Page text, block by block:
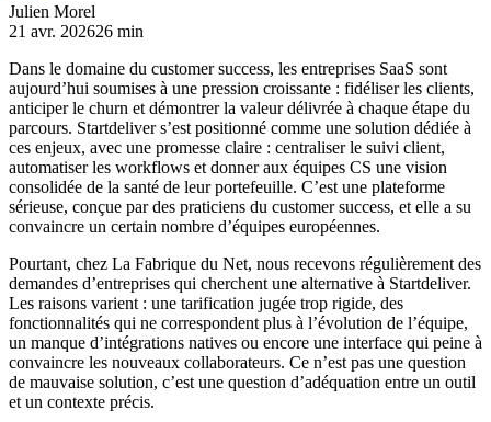
Julien Morel
21 avr. 202626 min
Dans le domaine du customer success, les entreprises SaaS sont
aujourd’hui soumises à une pression croissante : fidéliser les clients,
anticiper le churn et démontrer la valeur délivrée à chaque étape du
parcours. Startdeliver s’est positionné comme une solution dédiée à
ces enjeux, avec une promesse claire : centraliser le suivi client,
automatiser les workflows et donner aux équipes CS une vision
consolidée de la santé de leur portefeuille. C’est une plateforme
sérieuse, conçue par des praticiens du customer success, et elle a su
convaincre un certain nombre d’équipes européennes.
Pourtant, chez La Fabrique du Net, nous recevons régulièrement des
demandes d’entreprises qui cherchent une alternative à Startdeliver.
Les raisons varient : une tarification jugée trop rigide, des
fonctionnalités qui ne correspondent plus à l’évolution de l’équipe,
un manque d’intégrations natives ou encore une interface qui peine à
convaincre les nouveaux collaborateurs. Ce n’est pas une question
de mauvaise solution, c’est une question d’adéquation entre un outil
et un contexte précis.